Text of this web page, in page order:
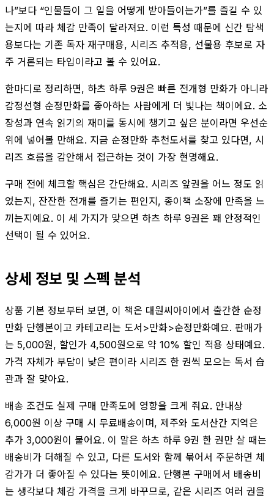
나”보다 “인물들이 그 일을 어떻게 받아들이는가”를 즐길 수 있
는지에 따라 체감 만족이 달라져요. 이런 특성 때문에 신간 탐색
용보다는 기존 독자 재구매용, 시리즈 추적용, 선물용 후보로 자
주 거론되는 타입이라고 볼 수 있어요.
한마디로 정리하면, 하츠 하루 9권은 빠른 전개형 만화가 아니라
감정선형 순정만화를 좋아하는 사람에게 더 빛나는 책이에요. 소
장성과 연속 읽기의 재미를 동시에 챙기고 싶은 분이라면 우선순
위에 넣어볼 만해요. 지금 순정만화 추천도서를 찾고 있다면, 시
리즈 흐름을 감안해서 접근하는 것이 가장 현명해요.
구매 전에 체크할 핵심은 간단해요. 시리즈 앞권을 어느 정도 읽
었는지, 잔잔한 전개를 즐기는 편인지, 종이책 소장에 만족을 느
끼는지예요. 이 세 가지가 맞으면 하츠 하루 9권은 꽤 안정적인
선택이 될 수 있어요.
상세 정보 및 스펙 분석
상품 기본 정보부터 보면, 이 책은 대원씨아이에서 출간한 순정
만화 단행본이고 카테고리는 도서>만화>순정만화예요. 판매가
는 5,000원, 할인가 4,500원으로 약 10% 할인 적용 상태예요.
가격 자체가 부담이 낮은 편이라 시리즈 한 권씩 모으는 독서 습
관과 잘 맞아요.
배송 조건도 실제 구매 만족도에 영향을 크게 줘요. 안내상
6,000원 이상 구매 시 무료배송이며, 제주와 도서산간 지역은
추가 3,000원이 붙어요. 이 말은 하츠 하루 9권 한 권만 살 때는
배송비가 더해질 수 있고, 다른 도서와 함께 묶어서 주문하면 체
감가가 더 좋아질 수 있다는 뜻이에요. 단행본 구매에서 배송비
는 생각보다 체감 가격을 크게 바꾸므로, 같은 시리즈 여러 권을